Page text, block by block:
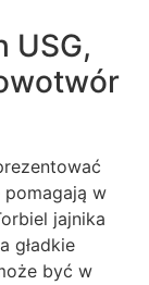
USG,
w
jajnika
gładkie
być w